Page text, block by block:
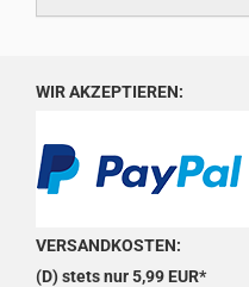
WIR AKZEPTIEREN:
VERSANDKOSTEN:
(D) stets nur 5,99 EUR*